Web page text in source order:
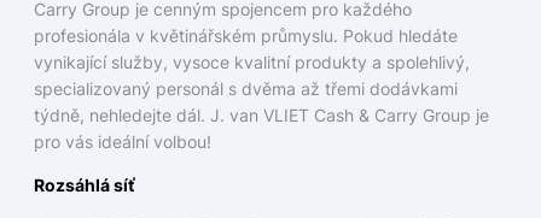
Carry Group je cenným spojencem pro každého
profesionála v květinářském průmyslu. Pokud hledáte
vynikající služby, vysoce kvalitní produkty a spolehlivý,
specializovaný personál s dvěma až třemi dodávkami
týdně, nehledejte dál. J. van VLIET Cash & Carry Group je
pro vás ideální volbou!
Rozsáhlá síť